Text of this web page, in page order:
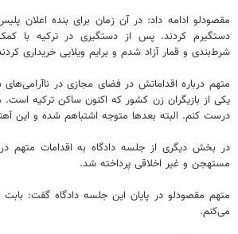
مقصودلو ادامه داد: در آن زمان برای بنده اعلان
دستگیرم کردند. پس از دستگیری در ترکیه با
شرط‌بندی و قمار آزاد شدم و برایم ویلایی خریداری
یکی از بازیگران زن کشور که اکنون ساکن ترکیه
درست کنم. البته بعدها متوجه اشتباهم شده و این
در بخش دیگری از جلسه دادگاه به اقدامات متهم
مستهجن و غیر اخلاقی پرداخته شد.
متهم مقصودلو در پایان این جلسه دادگاه گفت:
می‌کنم.